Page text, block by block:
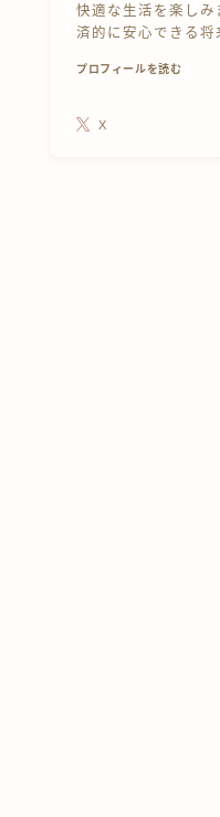
快適な生活を楽しみ
済的に安心できる将
プロフィールを読む
X